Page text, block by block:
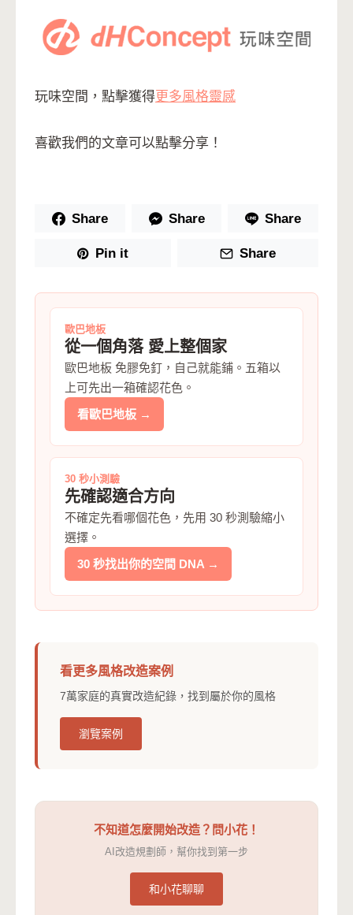
玩味空間，點擊獲得更多風格靈感
喜歡我們的文章可以點擊分享！
Share Share Share
Pin it Share
歐巴地板
從一個角落 愛上整個家
歐巴地板 免膠免釘，自己就能鋪。五箱以
上可先出一箱確認花色。
看歐巴地板 →
30 秒小測驗
先確認適合方向
不確定先看哪個花色，先用 30 秒測驗縮小
選擇。
30 秒找出你的空間 DNA →
看更多風格改造案例
7萬家庭的真實改造紀錄，找到屬於你的風格
瀏覽案例
不知道怎麼開始改造？問小花！
AI改造規劃師，幫你找到第一步
和小花聊聊